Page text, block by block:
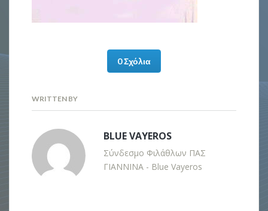
0 Σχόλια
WRITTEN BY
BLUE VAYEROS
Σύνδεσμο Φιλάθλων ΠΑΣ
ΓΙΑΝΝΙΝΑ - Blue Vayeros